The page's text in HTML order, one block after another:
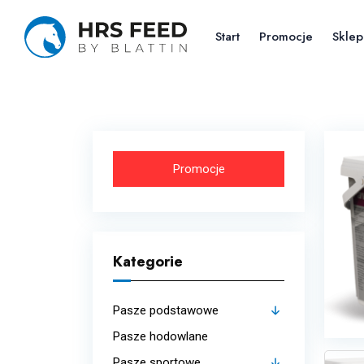
content
Start Promocje Sklep
Promocje
Kategorie
Pasze podstawowe
Budowa mięśni
Pasze hodowlane